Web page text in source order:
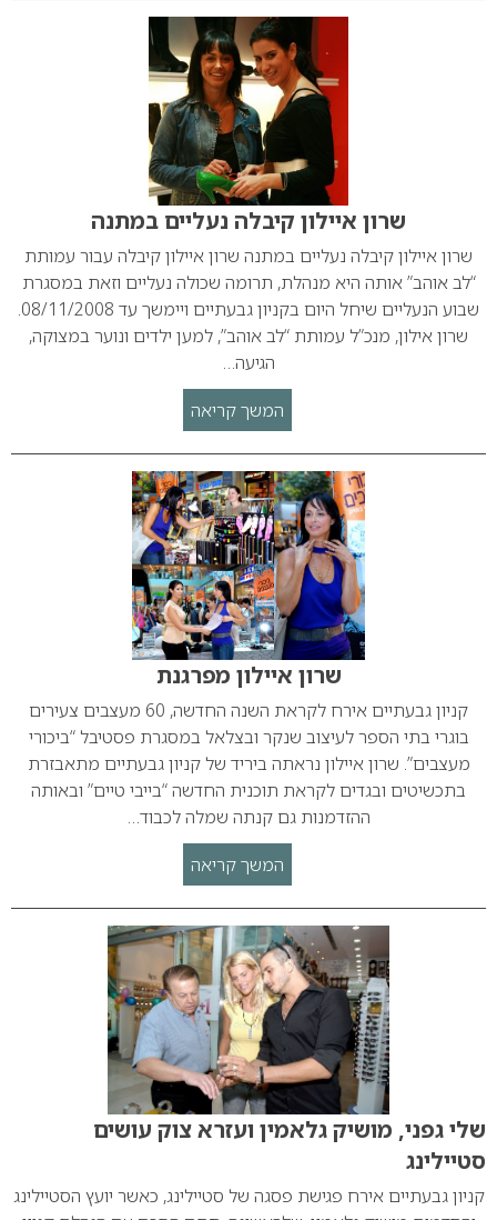
שרון איילון קיבלה נעליים במתנה
שרון איילון קיבלה נעליים במתנה שרון איילון קיבלה עבור עמותת
“לב אוהב” אותה היא מנהלת, תרומה שכולה נעליים וזאת במסגרת
שבוע הנעליים שיחל היום בקניון גבעתיים ויימשך עד 08/11/2008.
שרון אילון, מנכ”ל עמותת “לב אוהב”, למען ילדים ונוער במצוקה,
הגיעה…
המשך קריאה
שרון איילון מפרגנת
קניון גבעתיים אירח לקראת השנה החדשה, 60 מעצבים צעירים
בוגרי בתי הספר לעיצוב שנקר ובצלאל במסגרת פסטיבל “ביכורי
מעצבים”. שרון איילון נראתה ביריד של קניון גבעתיים מתאבזרת
בתכשיטים ובגדים לקראת תוכנית החדשה “בייבי טיים” ובאותה
ההזדמנות גם קנתה שמלה לכבוד…
המשך קריאה
שלי גפני, מושיק גלאמין ועזרא צוק עושים
סטיילינג
קניון גבעתיים אירח פגישת פסגה של סטיילינג, כאשר יועץ הסטיילינג